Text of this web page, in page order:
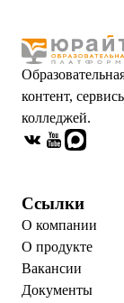
контент,
колледжей.
Ссылки
О компании
О продукте
Вакансии
Документы